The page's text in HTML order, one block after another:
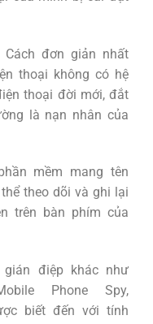
đơn giản nhất
thoại không có hệ
thoại đời mới, đắt
là nạn nhân của
mềm mang tên
theo dõi và ghi lại
trên bàn phím của
điệp khác như
Phone Spy,
biết đến với tính